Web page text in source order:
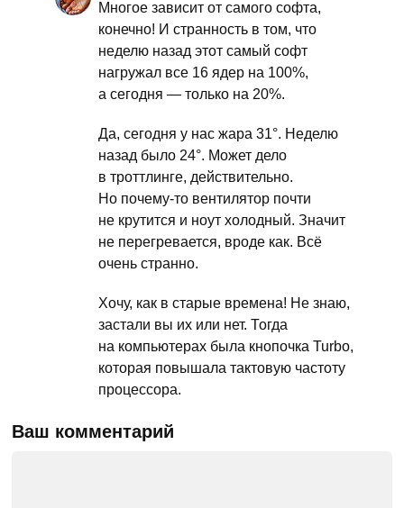
Многое зависит от самого софта,
конечно! И странность в том, что
неделю назад этот самый софт
нагружал все 16 ядер на 100%,
а сегодня — только на 20%.
Да, сегодня у нас жара 31°. Неделю
назад было 24°. Может дело
в троттлинге, действительно.
Но почему-то вентилятор почти
не крутится и ноут холодный. Значит
не перегревается, вроде как. Всё
очень странно.
Хочу, как в старые времена! Не знаю,
застали вы их или нет. Тогда
на компьютерах была кнопочка Turbo,
которая повышала тактовую частоту
процессора.
Ваш комментарий